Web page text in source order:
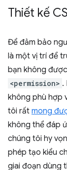
Thiết kế
Để đảm bảo
là một vị trí để
bạn không
<permission> .
không phù hợp
tôi rất mong
không thể đáp
chúng tôi hy
phép tạo kiểu
giai đoạn dùng